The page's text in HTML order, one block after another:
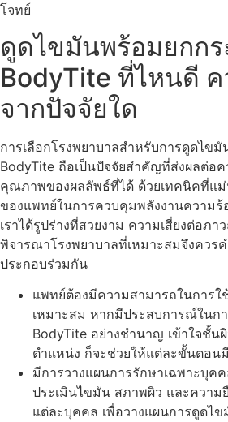
โจทย์
ดูดไขมันพร้อมยกก
BodyTite ที่ไหนดี
จากปัจจัยใด
การเลือกโรงพยาบาลสำหรับการดูดไข
BodyTite ถือเป็นปัจจัยสำคัญที่ส่งผลต่อ
คุณภาพของผลลัพธ์ที่ได้ ด้วยเทคนิคที่แ
ของแพทย์ในการควบคุมพลังงานความร้
เราได้รูปร่างที่สวยงาม ความเสี่ยงต่อภ
พิจารณาโรงพยาบาลที่เหมาะสมจึงควร
ประกอบร่วมกัน
แพทย์ต้องมีความสามารถในการใ
เหมาะสม หากมีประสบการณ์ในก
BodyTite อย่างชำนาญ เข้าใจชั้น
ตำแหน่ง ก็จะช่วยให้แต่ละขั้นตอน
มีการวางแผนการรักษาเฉพาะบุค
ประเมินไขมัน สภาพผิว และความ
แต่ละบุคคล เพื่อวางแผนการดูดไ